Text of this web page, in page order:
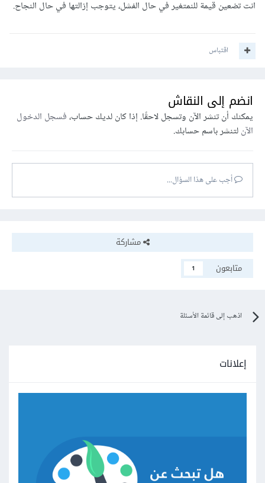
انت تضعين قيمة للنمتغير في حال الفشل، يتوجب إزالتها في حال النجاح.
اقتباس
انضم إلى النقاش
يمكنك أن تنشر الآن وتسجل لاحقًا. إذا كان لديك حساب،فسجل الدخول
الآنلتنشر باسم حسابك.
أجب على هذا السؤال...
مشاركة
متابعون
1
اذهب إلى قائمة الأسئلة
إعلانات